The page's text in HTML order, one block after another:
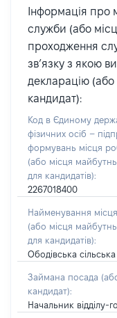
Інформація про
служби (або
проходження
зв’язку з якою
декларацію
кандидат):
Код в Єдиному
фізичних осіб –
формувань місця
(або місця
для кандидатів):
2267018400
Найменування
(або місця
для кандидатів):
Ободівська
Займана посада
кандидат):
Начальник відділу-